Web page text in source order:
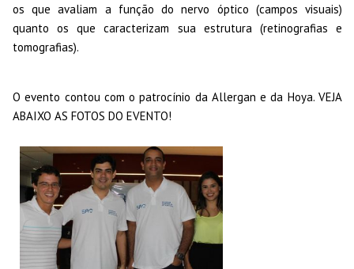
os que avaliam a função do nervo óptico (campos visuais)
quanto os que caracterizam sua estrutura (retinografias e
tomografias).
O evento contou com o patrocínio da Allergan e da Hoya. VEJA
ABAIXO AS FOTOS DO EVENTO!